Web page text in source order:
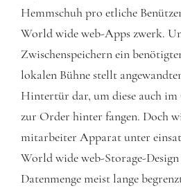
Hemmschuh pro etliche
World wide web-Apps zwerk.
Zwischenspeichern ein
lokalen Bühne stellt
Hintertür dar, um diese auch
zur Order hinter fangen. Doch
mitarbeiter Apparat unter
World wide web-Storage-
Datenmenge meist lange